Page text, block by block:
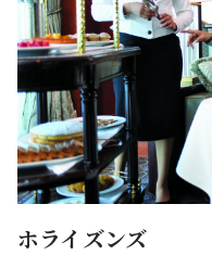
ホライズンズ